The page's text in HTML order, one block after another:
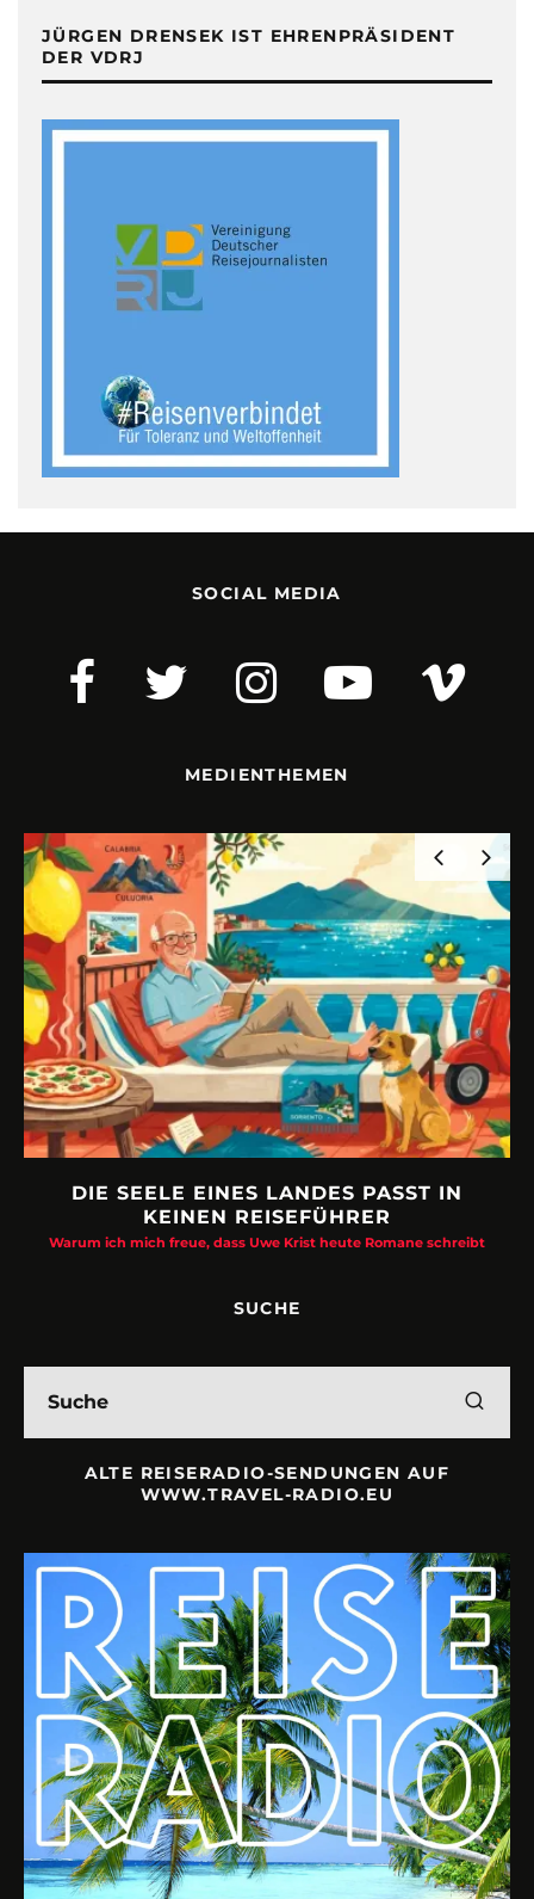
JÜRGEN DRENSEK IST EHRENPRÄSIDENT
DER VDRJ
SOCIAL MEDIA
MEDIENTHEMEN
DIE SEELE EINES LANDES PASST IN
KEINEN REISEFÜHRER
Warum ich mich freue, dass Uwe Krist heute Romane schreibt
SUCHE
ALTE REISERADIO-SENDUNGEN AUF
WWW.TRAVEL-RADIO.EU